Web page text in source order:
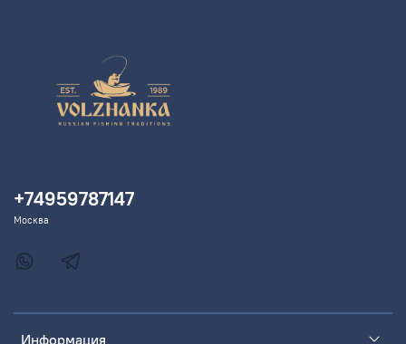
Информация
+74959787147
Москва